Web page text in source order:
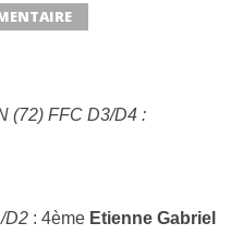
(72) FFC D3/D4 :
D2 : 4ème Etienne Gabriel